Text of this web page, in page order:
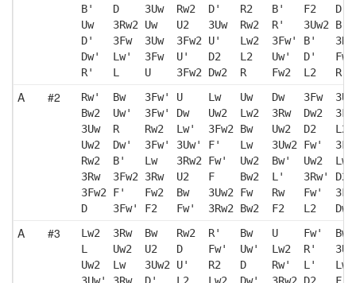
B'   D    3Uw  Rw2  D'   R2   B'   F2
Uw   3Rw2 Uw   U2   3Uw  Rw2  R'   3Uw2 B'
D'   3Fw  3Uw  3Fw2 U'   Lw2  3Fw' B'   3Rw
Dw'  Lw'  3Fw  U'   D2   L2   Uw'  D'
R'   L    U    3Fw2 Dw2  R    Fw2  L2   R'
A #2
Rw'  Bw   3Fw' U    Lw   Uw   Dw   3Fw
Bw2  Uw'  3Fw' Dw   Uw2  Lw2  3Rw  Dw2
3Uw  R    Rw2  Lw'  3Fw2 Bw   Uw2  D2
Uw2  Dw'  3Fw' 3Uw' F'   Lw   3Uw2 Fw'
Rw2  B'   Lw   3Rw2 Fw'  Uw2  Bw'  Uw2
3Rw  3Fw2 3Rw  U2   F    Bw2  L'   3Rw'
3Fw2 F'   Fw2  Bw   3Uw2 Fw   Rw   Fw'
D    3Fw' F2   Fw'  3Rw2 Bw2  F2   L2
A #3
Lw2  3Rw  Bw   Rw2  R'   Bw   U    Fw'
L    Uw2  U2   D    Fw'  Uw'  Lw2  R'
Uw2  Lw   3Uw2 U'   R2   D    Rw'  L'